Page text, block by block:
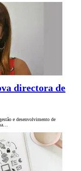
directora de
e desenvolvimento de